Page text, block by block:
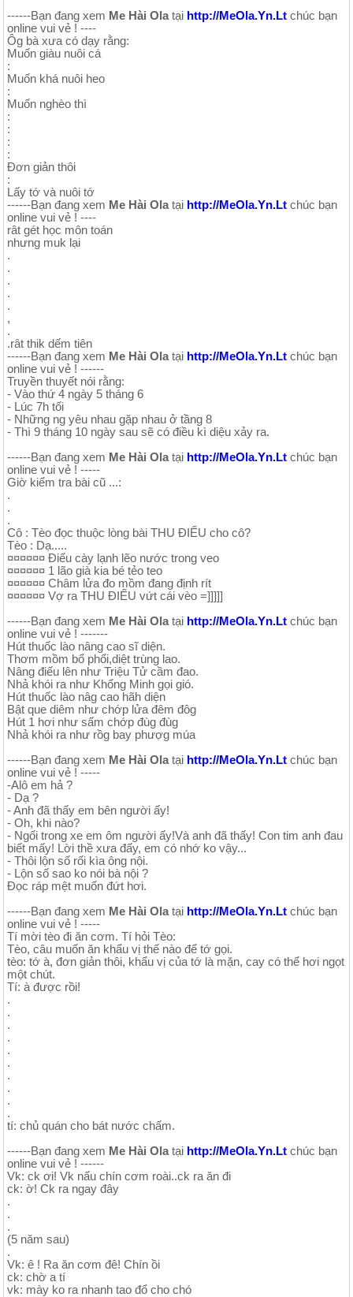
------Bạn đang xem Me Hài Ola tại http://MeOla.Yn.Lt chúc bạn
online vui vẻ ! ----
Ôg bà xưa có dạy rằng:
Muốn giàu nuôi cá
:
Muốn khá nuôi heo
:
Muốn nghèo thì
:
:
:
:
Đơn giản thôi
:
Lấy tớ và nuôi tớ
------Bạn đang xem Me Hài Ola tại http://MeOla.Yn.Lt chúc bạn
online vui vẻ ! ----
rât gét học môn toán
nhưng muk lại
.
.
.
.
.
,
.
.rât thik dếm tiên
------Bạn đang xem Me Hài Ola tại http://MeOla.Yn.Lt chúc bạn
online vui vẻ ! ------
Truyền thuyết nói rằng:
- Vào thứ 4 ngày 5 tháng 6
- Lúc 7h tối
- Những ng yêu nhau gặp nhau ở tầng 8
- Thì 9 tháng 10 ngày sau sẽ có điều kì diệu xảy ra.
------Bạn đang xem Me Hài Ola tại http://MeOla.Yn.Lt chúc bạn
online vui vẻ ! -----
Giờ kiểm tra bài cũ ...:
.
.
.
Cô : Tèo đọc thuộc lòng bài THU ĐIẾU cho cô?
Tèo : Dạ.....
¤¤¤¤¤¤ Điếu cày lạnh lẽo nước trong veo
¤¤¤¤¤¤ 1 lão già kia bé tẻo teo
¤¤¤¤¤¤ Châm lửa đo mồm đang định rít
¤¤¤¤¤¤ Vợ ra THU ĐIẾU vứt cái vèo =]]]]]
------Bạn đang xem Me Hài Ola tại http://MeOla.Yn.Lt chúc bạn
online vui vẻ ! -------
Hút thuốc lào nâng cao sĩ diện.
Thơm mồm bổ phổi,diệt trùng lao.
Nâng điếu lên như Triệu Tử cầm đao.
Nhả khói ra như Khổng Minh gọi gió.
Hút thuốc lào nâg cao hãh diện
Bật que diêm như chớp lửa đêm đôg
Hút 1 hơi như sấm chớp đùg đùg
Nhả khói ra như rồg bay phượg múa
------Bạn đang xem Me Hài Ola tại http://MeOla.Yn.Lt chúc bạn
online vui vẻ ! -----
-Alô em hả ?
- Dạ ?
- Anh đã thấy em bên người ấy!
- Oh, khi nào?
- Ngối trong xe em ôm người ấy!Và anh đã thấy! Con tim anh đau
biết mấy! Lời thề xưa đấy, em có nhớ ko vậy...
- Thôi lộn số rối kìa ông nội.
- Lộn số sao ko nói bà nội ?
Đọc ráp mệt muốn đứt hơi.
------Bạn đang xem Me Hài Ola tại http://MeOla.Yn.Lt chúc bạn
online vui vẻ ! -----
Tí mời tèo đi ăn cơm. Tí hỏi Tèo:
Tèo, câu muốn ăn khẩu vị thế nào để tớ gọi.
tèo: tớ à, đơn giản thôi, khẩu vị của tớ là mặn, cay có thể hơi ngọt
một chút.
Tí: à được rồi!
.
.
.
.
.
.
.
.
.
.
tí: chủ quán cho bát nước chấm.
------Bạn đang xem Me Hài Ola tại http://MeOla.Yn.Lt chúc bạn
online vui vẻ ! ------
Vk: ck ơi! Vk nấu chín cơm roài..ck ra ăn đi
ck: ờ! Ck ra ngay đây
.
.
.
(5 năm sau)
.
Vk: ê ! Ra ăn cơm đê! Chín ồi
ck: chờ a tí
vk: mày ko ra nhanh tao đổ cho chó